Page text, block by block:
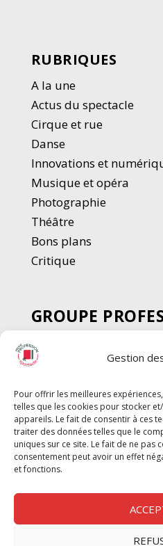
Gestion
Pour offrir les meilleures
telles que les cookies pour stocker
appareils. Le fait de consentir à ces
traiter des données telles que le
uniques sur ce site. Le fait de ne pas
consentement peut avoir un effet
et fonctions.
RUBRIQUES
A la une
Actus du spectacle
Cirque et rue
Danse
Innovations et
Musique et opéra
Photographie
Théâtre
Bons plans
Critique
GROUPE
SPECTACLE
Chèque Intermittents
Chèque Compta
Chèque Emploi
G-Pods
Profession Audio-visuel